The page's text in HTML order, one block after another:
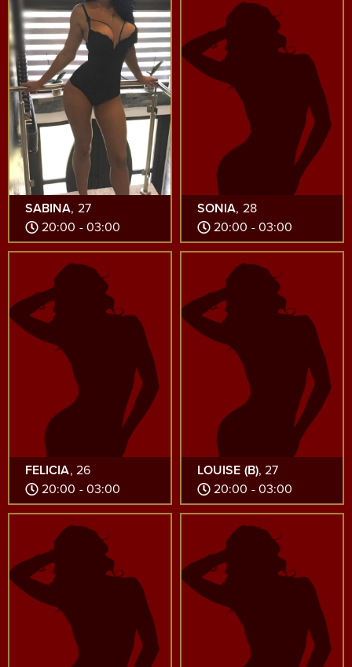
SABINA, 27
20:00 - 03:00
SONIA, 28
20:00 - 03:00
FELICIA, 26
20:00 - 03:00
LOUISE (B), 27
20:00 - 03:00